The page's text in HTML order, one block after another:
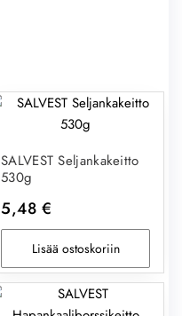
SALVEST Seljankakeitto
530g
5,48 €
Lisää ostoskoriin